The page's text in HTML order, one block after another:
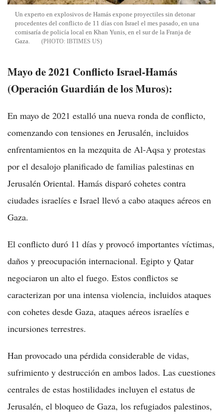
Un experto en explosivos de Hamás expone proyectiles sin detonar
procedentes del conflicto de 11 días con Israel el mes pasado, en una
comisaría de policía local en Khan Yunis, en el sur de la Franja de
Gaza.
IBTIMES US
Mayo de 2021 Conflicto Israel-Hamás
(Operación Guardián de los Muros):
En mayo de 2021 estalló una nueva ronda de conflicto,
comenzando con tensiones en Jerusalén, incluidos
enfrentamientos en la mezquita de Al-Aqsa y protestas
por el desalojo planificado de familias palestinas en
Jerusalén Oriental. Hamás disparó cohetes contra
ciudades israelíes e Israel llevó a cabo ataques aéreos en
Gaza.
El conflicto duró 11 días y provocó importantes víctimas,
daños y preocupación internacional. Egipto y Qatar
negociaron un alto el fuego. Estos conflictos se
caracterizan por una intensa violencia, incluidos ataques
con cohetes desde Gaza, ataques aéreos israelíes e
incursiones terrestres.
Han provocado una pérdida considerable de vidas,
sufrimiento y destrucción en ambos lados. Las cuestiones
centrales de estas hostilidades incluyen el estatus de
Jerusalén, el bloqueo de Gaza, los refugiados palestinos,